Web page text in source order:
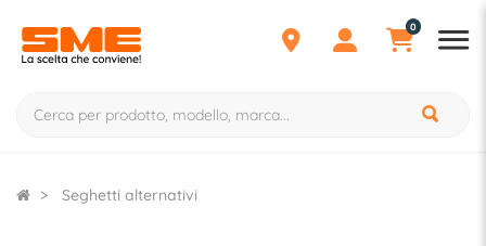
0
Seghetti alternativi